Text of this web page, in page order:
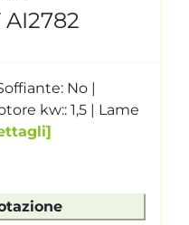
No |
kw:: 1,5 | Lame